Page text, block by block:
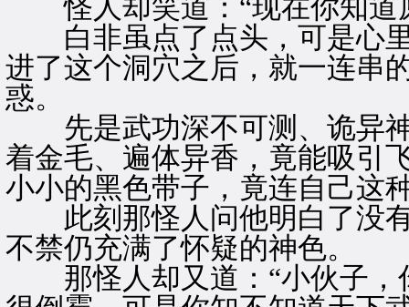
怪人却笑道：“现在你知道
白非虽点了点头，可是心里
进了这个洞穴之后，就一连串
惑。
先是武功深不可测、诡异神
着金毛、遍体异香，竟能吸引
小小的黑色带子，竟连自己这
此刻那怪人问他明白了没有
不禁仍充满了怀疑的神色。
那怪人却又道：“小伙子，